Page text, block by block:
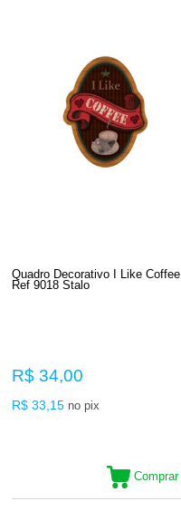
Quadro Decorativo I Like Coffee
Ref 9018 Stalo
R$ 34,00
R$ 33,15 no pix
Comprar